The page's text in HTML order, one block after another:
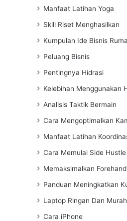
Manfaat Latihan Yoga
Skill Riset Menghasilkan
Kumpulan Ide Bisnis
Peluang Bisnis
Pentingnya Hidrasi
Kelebihan Menggunakan
Analisis Taktik Bermain
Cara Mengoptimalkan
Manfaat Latihan
Cara Memulai Side Hustle
Memaksimalkan
Panduan Meningkatkan
Laptop Ringan Dan Murah
Cara iPhone